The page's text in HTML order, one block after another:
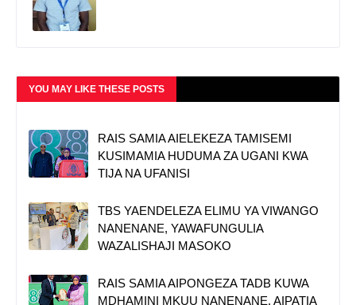
YOU MAY LIKE THESE POSTS
RAIS SAMIA AIELEKEZA TAMISEMI
KUSIMAMIA HUDUMA ZA UGANI KWA
TIJA NA UFANISI
TBS YAENDELEZA ELIMU YA VIWANGO
NANENANE, YAWAFUNGULIA
WAZALISHAJI MASOKO
RAIS SAMIA AIPONGEZA TADB KUWA
MDHAMINI MKUU NANENANE, AIPATIA